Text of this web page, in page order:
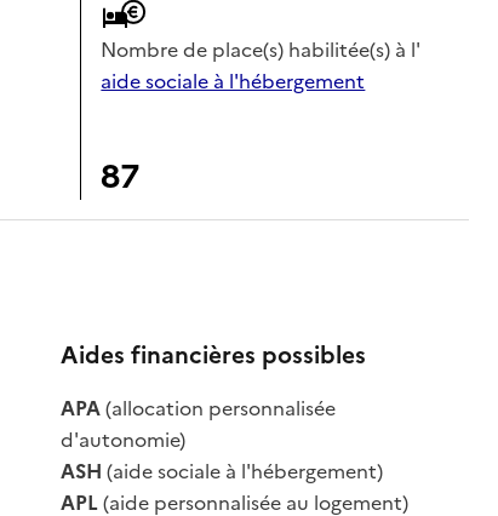
Nombre de place(s) habilitée(s) à l'
aide sociale à l'hébergement
87
Aides financières possibles
APA(allocation personnalisée
d'autonomie)
ASH (aide sociale à l'hébergement)
APL(aide personnalisée au logement)